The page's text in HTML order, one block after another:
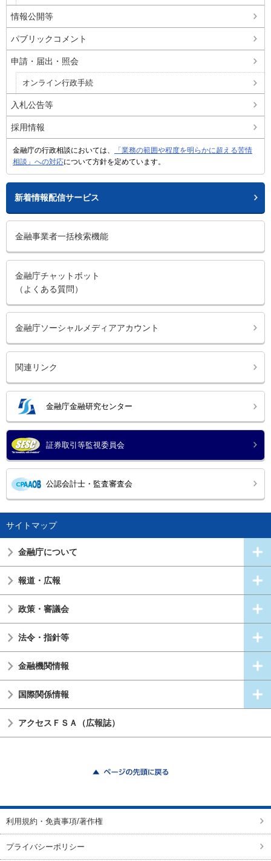
情報公開等
パブリックコメント
申請・届出・照会
オンライン行政手続
入札公告等
採用情報
金融庁の行政相談においては、
「業務の範囲や程度を明らかに超える苦情
相談」への対応について方針を定めています。
新着情報配信サービス
金融事業者一括検索機能
金融庁チャットボット
（よくある質問）
金融庁ソーシャルメディアアカウント
関連リンク
金融庁金融研究センター
証券取引等監視委員会
公認会計士・監査審査会
サイトマップ
金融庁について
報道・広報
政策・審議会
法令・指針等
金融機関情報
国際関係情報
アクセスＦＳＡ（広報誌）
利用規約・免責事項/著作権
プライバシーポリシー